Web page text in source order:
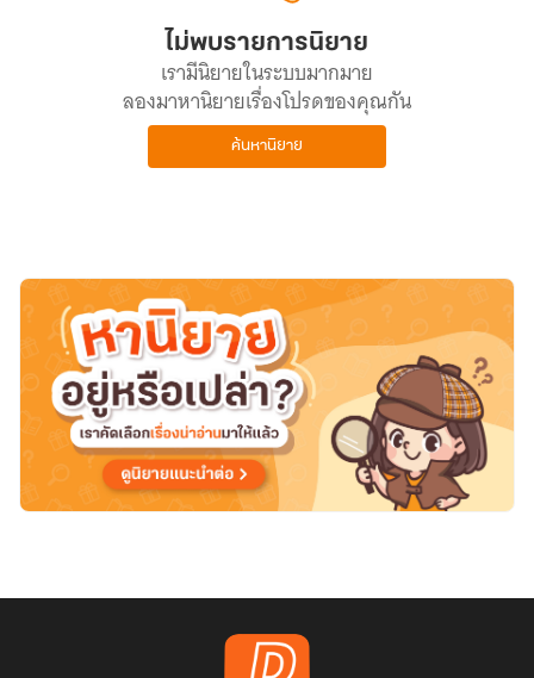
ไม่พบรายการนิยาย
เรามีนิยายในระบบมากมาย
ลองมาหานิยายเรื่องโปรดของคุณกัน
ค้นหานิยาย